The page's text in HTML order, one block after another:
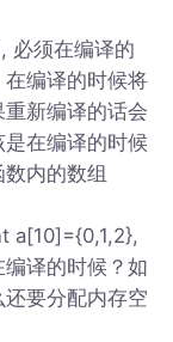
必须在编译的
编译的时候将
新编译的话会
在编译的时候
内的数组
a[10]={0,1,2},
译的时候？如
要分配内存空